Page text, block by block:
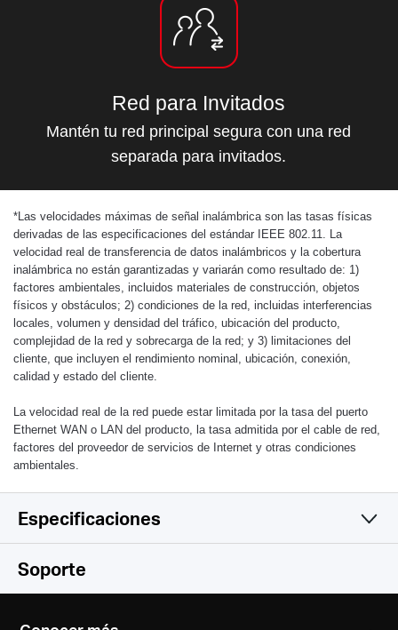
Red para Invitados
Mantén tu red principal segura con una red
separada para invitados.
*Las velocidades máximas de señal inalámbrica son las tasas físicas
derivadas de las especificaciones del estándar IEEE 802.11. La
velocidad real de transferencia de datos inalámbricos y la cobertura
inalámbrica no están garantizadas y variarán como resultado de: 1)
factores ambientales, incluidos materiales de construcción, objetos
físicos y obstáculos; 2) condiciones de la red, incluidas interferencias
locales, volumen y densidad del tráfico, ubicación del producto,
complejidad de la red y sobrecarga de la red; y 3) limitaciones del
cliente, que incluyen el rendimiento nominal, ubicación, conexión,
calidad y estado del cliente.
La velocidad real de la red puede estar limitada por la tasa del puerto
Ethernet WAN o LAN del producto, la tasa admitida por el cable de red,
factores del proveedor de servicios de Internet y otras condiciones
ambientales.
Especificaciones
Wireless
Soporte